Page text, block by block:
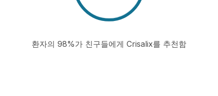
환자의 98%가 친구들에게 Crisalix를 추천함